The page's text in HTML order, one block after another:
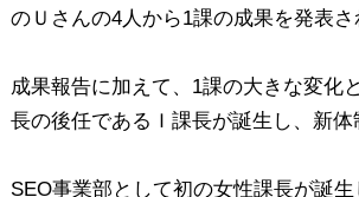
のＵさんの4人から1課の成果を発表さ
成果報告に加えて、1課の大きな変化
長の後任であるＩ課長が誕生し、新体
SEO事業部として初の女性課長が誕生